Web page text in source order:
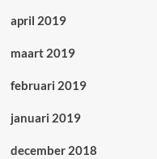
april 2019
maart 2019
februari 2019
januari 2019
december 2018